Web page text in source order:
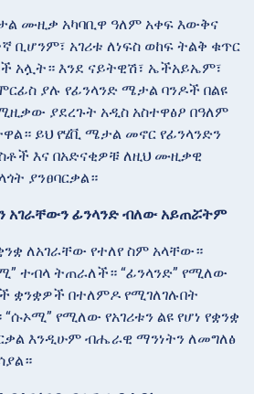
ሙዚቃ አካባቢዋ ዓለም አቀፍ እውቅና
ቢሆንም፣ አገሪቱ ለነፍስ ወከፍ ትልቅ ቁጥር
አሏት። እንደ ናይትዊሽ፣ ኤችአይኤም፣
ያሉ የፊንላንድ ሜታል ባንዶች በልዩ
ያደረጉት አዲስ አስተዋፅዖ በዓለም
ይህ የሄቪ ሜታል መኖር የፊንላንድን
እና በአድናቂዎቹ ለዚህ ሙዚቃዊ
ያንፀባርቃል።
አገራቸውን ፊንላንድ ብለው አይጠሯትም
ለአገራቸው የተለየ ስም አላቸው።
ተብላ ትጠራለች። “ፊንላንድ” የሚለው
ቋንቋዎች በተለምዶ የሚገለገሉበት
የሚለው የአገሪቱን ልዩ የሆነ የቋንቋ
እንዲሁም ብሔራዊ ማንነትን ለመግለፅ